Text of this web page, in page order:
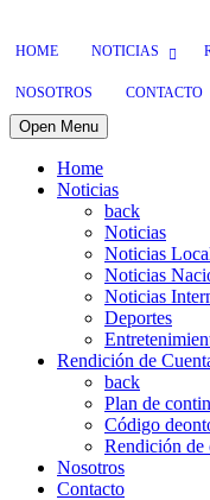
HOME NOTICIAS
NOSOTROS CONTACTO
Open Menu
Home
Noticias
back
Noticias
Noticias
Noticias
Noticias
Deportes
Rendición de
back
Plan de
Código
Rendición de
Nosotros
Contacto